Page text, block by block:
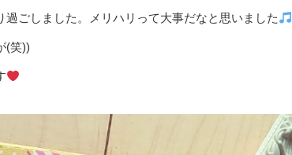
ごしました。メリハリって大事だなと思いました
(笑))